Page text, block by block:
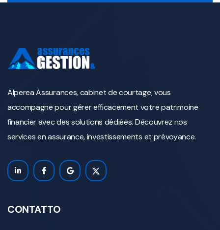
Alperea Assurances, cabinet de courtage, vous
accompagne pour gérer efficacement votre patrimoine
financier avec des solutions dédiées. Découvrez nos
services en assurance, investissements et prévoyance.
CONTATTO